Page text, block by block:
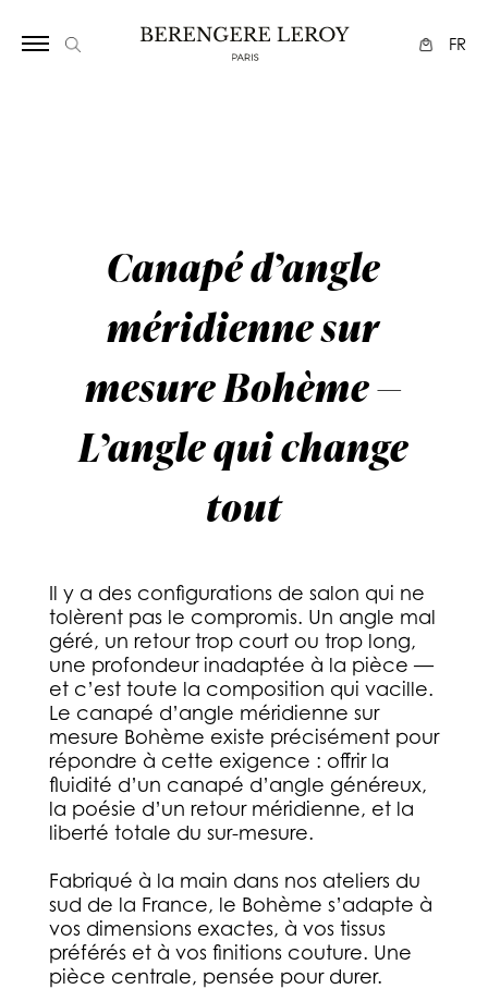
FR
Canapé d’angle
méridienne sur
mesure Bohème —
L’angle qui change
tout
Il y a des configurations de salon qui ne
tolèrent pas le compromis. Un angle mal
géré, un retour trop court ou trop long,
une profondeur inadaptée à la pièce —
et c’est toute la composition qui vacille.
Le canapé d’angle méridienne sur
mesure Bohème existe précisément pour
répondre à cette exigence : offrir la
fluidité d’un canapé d’angle généreux,
la poésie d’un retour méridienne, et la
liberté totale du sur-mesure.
Fabriqué à la main dans nos ateliers du
sud de la France, le Bohème s’adapte à
vos dimensions exactes, à vos tissus
préférés et à vos finitions couture. Une
pièce centrale, pensée pour durer.